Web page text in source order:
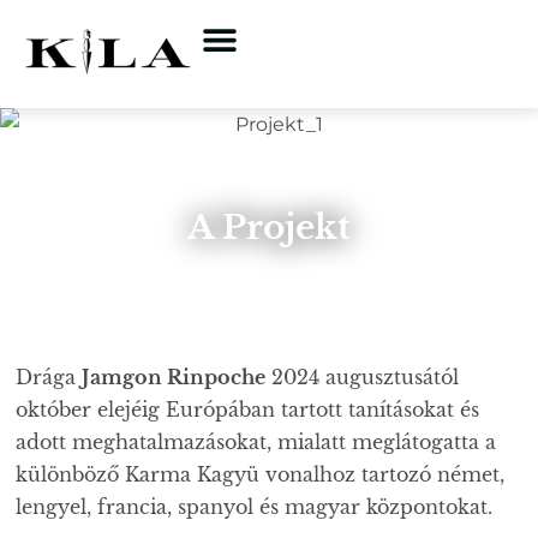
A Projekt
Drága Jamgon Rinpoche 2024 augusztusától
október elejéig Európában tartott tanításokat és
adott meghatalmazásokat, mialatt meglátogatta a
különböző Karma Kagyü vonalhoz tartozó német,
lengyel, francia, spanyol és magyar központokat.